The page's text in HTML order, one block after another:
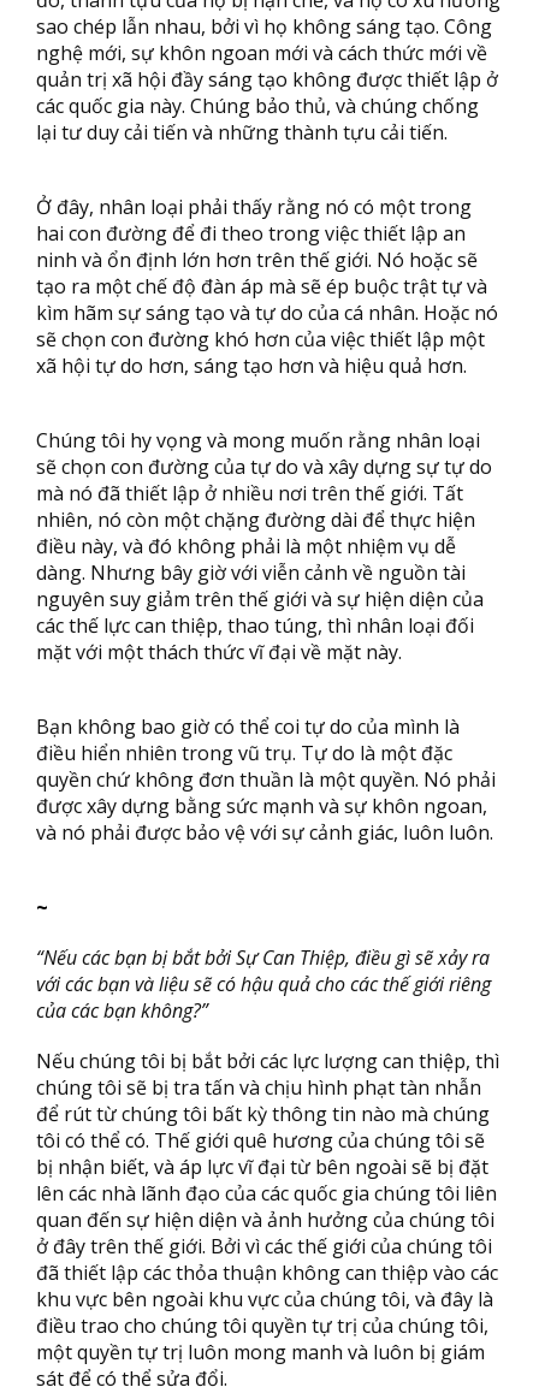
sao chép lẫn nhau, bởi vì họ không sáng tạo. Công
nghệ mới, sự khôn ngoan mới và cách thức mới về
quản trị xã hội đầy sáng tạo không được thiết lập ở
các quốc gia này. Chúng bảo thủ, và chúng chống
lại tư duy cải tiến và những thành tựu cải tiến.
Ở đây, nhân loại phải thấy rằng nó có một trong
hai con đường để đi theo trong việc thiết lập an
ninh và ổn định lớn hơn trên thế giới. Nó hoặc sẽ
tạo ra một chế độ đàn áp mà sẽ ép buộc trật tự và
kìm hãm sự sáng tạo và tự do của cá nhân. Hoặc nó
sẽ chọn con đường khó hơn của việc thiết lập một
xã hội tự do hơn, sáng tạo hơn và hiệu quả hơn.
Chúng tôi hy vọng và mong muốn rằng nhân loại
sẽ chọn con đường của tự do và xây dựng sự tự do
mà nó đã thiết lập ở nhiều nơi trên thế giới. Tất
nhiên, nó còn một chặng đường dài để thực hiện
điều này, và đó không phải là một nhiệm vụ dễ
dàng. Nhưng bây giờ với viễn cảnh về nguồn tài
nguyên suy giảm trên thế giới và sự hiện diện của
các thế lực can thiệp, thao túng, thì nhân loại đối
mặt với một thách thức vĩ đại về mặt này.
Bạn không bao giờ có thể coi tự do của mình là
điều hiển nhiên trong vũ trụ. Tự do là một đặc
quyền chứ không đơn thuần là một quyền. Nó phải
được xây dựng bằng sức mạnh và sự khôn ngoan,
và nó phải được bảo vệ với sự cảnh giác, luôn luôn.
~
“Nếu các bạn bị bắt bởi Sự Can Thiệp, điều gì sẽ xảy ra
với các bạn và liệu sẽ có hậu quả cho các thế giới riêng
của các bạn không?”
Nếu chúng tôi bị bắt bởi các lực lượng can thiệp, thì
chúng tôi sẽ bị tra tấn và chịu hình phạt tàn nhẫn
để rút từ chúng tôi bất kỳ thông tin nào mà chúng
tôi có thể có. Thế giới quê hương của chúng tôi sẽ
bị nhận biết, và áp lực vĩ đại từ bên ngoài sẽ bị đặt
lên các nhà lãnh đạo của các quốc gia chúng tôi liên
quan đến sự hiện diện và ảnh hưởng của chúng tôi
ở đây trên thế giới. Bởi vì các thế giới của chúng tôi
đã thiết lập các thỏa thuận không can thiệp vào các
khu vực bên ngoài khu vực của chúng tôi, và đây là
điều trao cho chúng tôi quyền tự trị của chúng tôi,
một quyền tự trị luôn mong manh và luôn bị giám
sát để có thể sửa đổi.